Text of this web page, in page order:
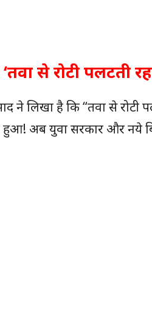
से रोटी पलटती
ने लिखा है कि “तवा से रोटी
हुआ! अब युवा सरकार और नये